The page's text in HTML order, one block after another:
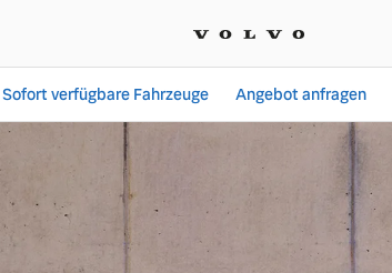
GmbH
Sofort verfügbare Fahrzeuge Angebot anfragen